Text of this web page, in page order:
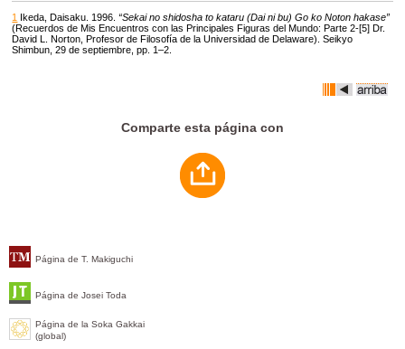
Página de T. Makiguchi
Página de Josei Toda
Página de la Soka Gakkai
(global)
1 Ikeda, Daisaku. 1996.“Sekai no shidosha to kataru (Dai ni bu) Go ko Noton hakase”
(Recuerdos de Mis Encuentros con las Principales Figuras del Mundo: Parte 2-[5] Dr.
David L. Norton, Profesor de Filosofía de la Universidad de Delaware). Seikyo
Shimbun, 29 de septiembre, pp. 1–2.
Comparte esta página con